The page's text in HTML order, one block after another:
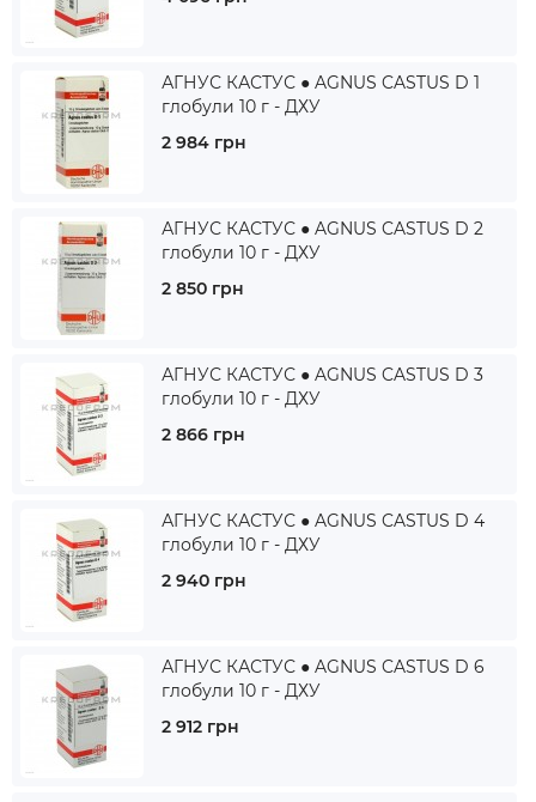
АГНУС КАСТУС ● AGNUS CASTUS D 1
глобули 10 г - ДХУ
2 984 грн
АГНУС КАСТУС ● AGNUS CASTUS D 2
глобули 10 г - ДХУ
2 850 грн
АГНУС КАСТУС ● AGNUS CASTUS D 3
глобули 10 г - ДХУ
2 866 грн
АГНУС КАСТУС ● AGNUS CASTUS D 4
глобули 10 г - ДХУ
2 940 грн
АГНУС КАСТУС ● AGNUS CASTUS D 6
глобули 10 г - ДХУ
2 912 грн